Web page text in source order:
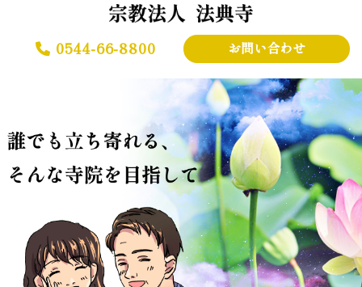
0544-66-8800 お問い合わせ